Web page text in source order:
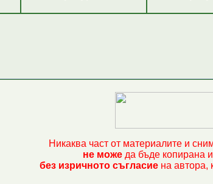
Никаква част от материалите и
не може да бъде копирана
без изричното съгласиена автора,